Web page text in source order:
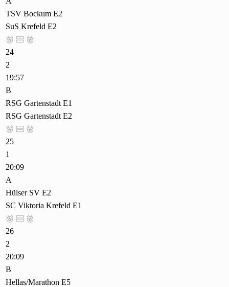
TSV Bockum E2
SuS Krefeld E2
  
24
2
19:57
B
RSG Gartenstadt E1
RSG Gartenstadt E2
  
25
1
20:09
A
Hülser SV E2
SC Viktoria Krefeld E1
  
26
2
20:09
B
Hellas/Marathon E5